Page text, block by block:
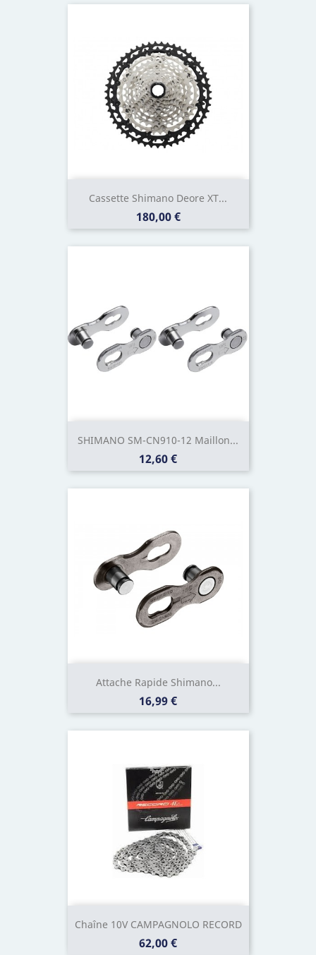
Cassette Shimano Deore XT...
Prix
180,00 €
SHIMANO SM-CN910-12 Maillon...
Prix
12,60 €
Attache Rapide Shimano...
Prix
16,99 €
Chaîne 10V CAMPAGNOLO RECORD
Prix
62,00 €